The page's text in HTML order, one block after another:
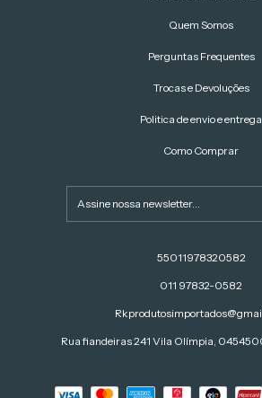
Quem Somos
Perguntas Frequentes
Trocas e Devoluções
Politica de envio e entrega
Como Comprar
55011978320582
011 97832-0582
Rua fiandeiras 241 Vila Olímpia,